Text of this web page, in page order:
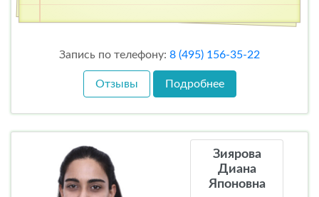
Запись по телефону: 8 (495) 156-35-22
Отзывы Подробнее
Зиярова
Диана
Японовна